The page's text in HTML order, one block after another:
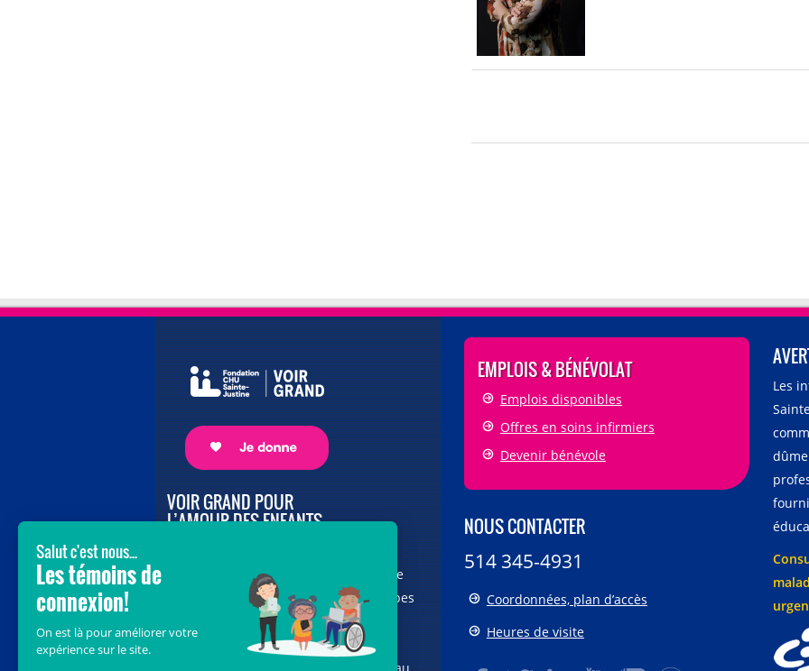
VOIR GRAND POUR
L’AMOUR DES ENFANTS
vous au cœur de la campagne majeure
Voir Grand, nous conduisons les équipes
soignantes vers les opportunités de la
science et des nouvelles technologies
EMPLOIS & BÉNÉVOLAT
Emplois disponibles
Offres en soins infirmiers
Devenir bénévole
NOUS CONTACTER
514 345-4931
Coordonnées, plan d’accès
Heures de visite
Les